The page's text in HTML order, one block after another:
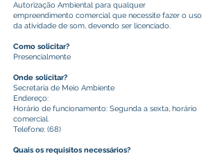
Autorização Ambiental para qualquer
empreendimento comercial que necessite fazer o uso
da atividade de som, devendo ser licenciado.
Como solicitar?
Presencialmente
Onde solicitar?
Secretaria de Meio Ambiente
Endereço:
Horário de funcionamento: Segunda a sexta, horário
comercial.
Telefone: (68)
Quais os requisitos necessários?